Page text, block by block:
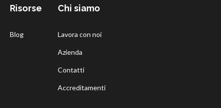
Risorse
Blog
Chi siamo
Lavora con noi
Azienda
Contatti
Accreditamenti